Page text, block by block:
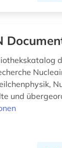
stoffeigenschaften (4)
technikgeschichte (1)
technische chemie (1)
und